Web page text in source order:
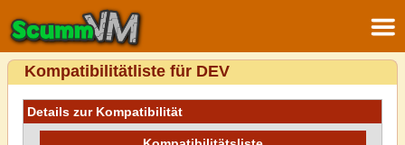
Kompatibilitätliste für DEV
Details zur Kompatibilität